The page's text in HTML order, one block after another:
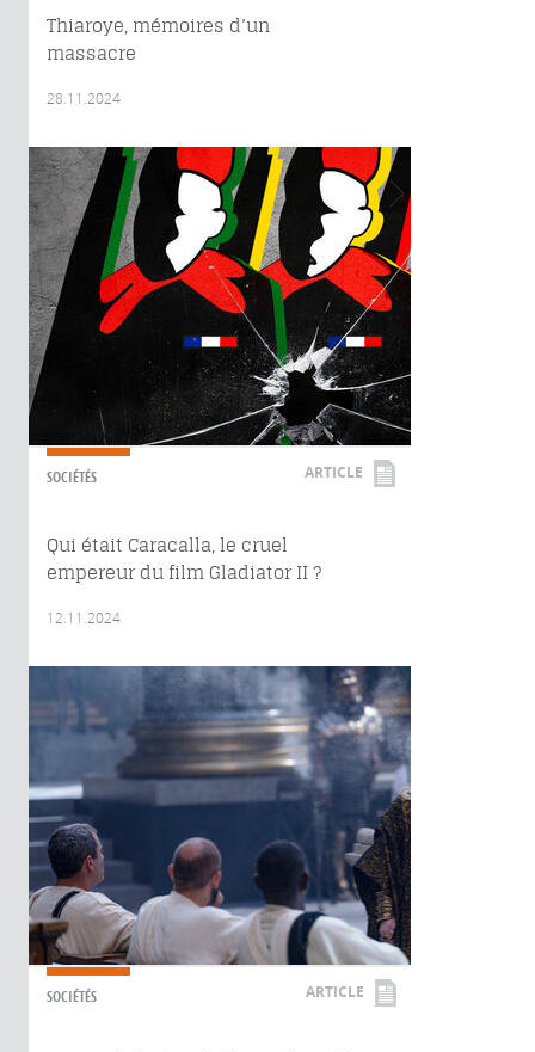
Thiaroye, mémoires d’un
massacre
28.11.2024
SOCIÉTÉS ARTICLE
Qui était Caracalla, le cruel
empereur du film Gladiator II ?
12.11.2024
SOCIÉTÉS ARTICLE